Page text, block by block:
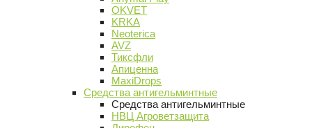
OKVET
KRKA
Neoterica
AVZ
Тиксфли
Апиценна
MaxiDrops
Средства антигельминтные
Средства антигельминтные
НВЦ Агроветзащита